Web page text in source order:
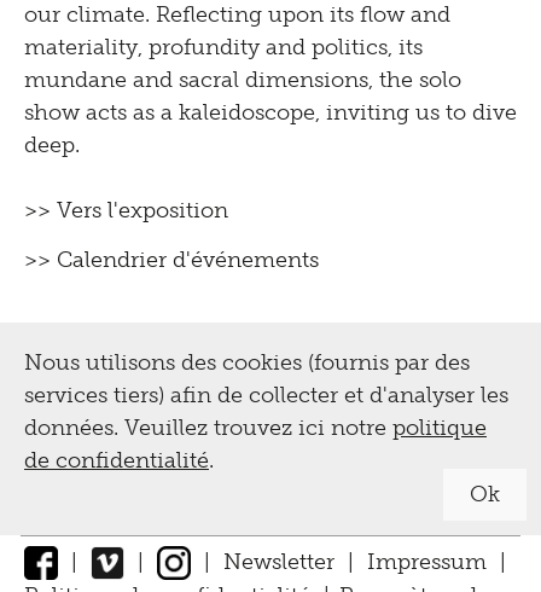
our climate. Reflecting upon its flow and
materiality, profundity and politics, its
mundane and sacral dimensions, the solo
show acts as a kaleidoscope, inviting us to dive
deep.
>> Vers l'exposition
>> Calendrier d'événements
Nous utilisons des cookies (fournis par des
services tiers) afin de collecter et d'analyser les
données. Veuillez trouvez ici notre politique
de confidentialité.
Ok
| | | Newsletter | Impressum |